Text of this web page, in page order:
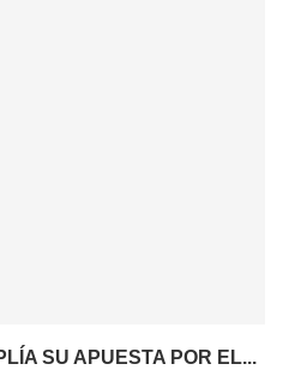
SU APUESTA POR EL...